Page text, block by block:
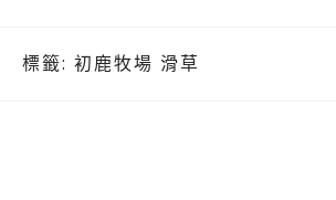
標籤: 初鹿牧場 滑草